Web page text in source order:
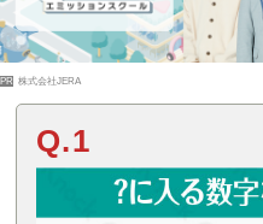
PR 株式会社JERA
Q.1